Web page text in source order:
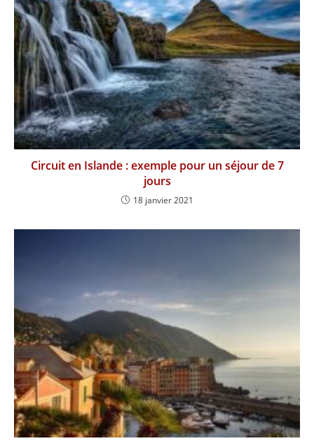
Circuit en Islande : exemple pour un séjour de 7
jours
18 janvier 2021